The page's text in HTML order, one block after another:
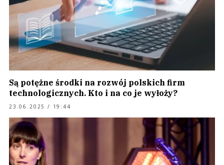
Są potężne środki na rozwój polskich firm
technologicznych. Kto i na co je wyłoży?
23.06.2025 / 19:44